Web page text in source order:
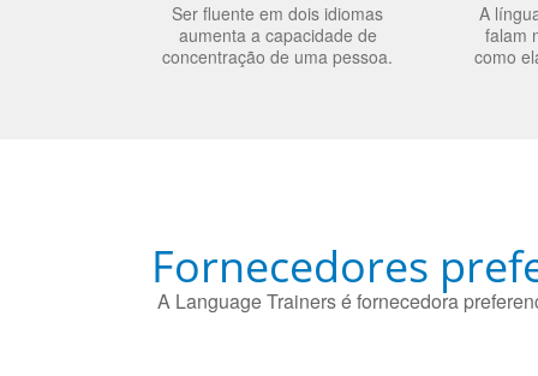
Ser fluente em dois idiomas
aumenta a capacidade de
concentração de uma pessoa.
A
falam
como
Fornecedores
A Language Trainers é fornecedora